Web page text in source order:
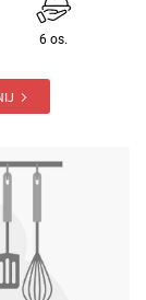
6 os.